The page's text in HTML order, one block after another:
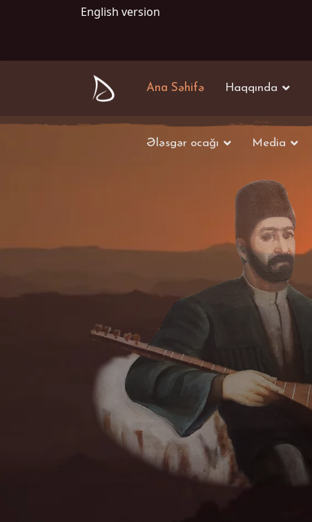
English version
Ana Səhifə Haqqında
Ələsgər ocağı Media